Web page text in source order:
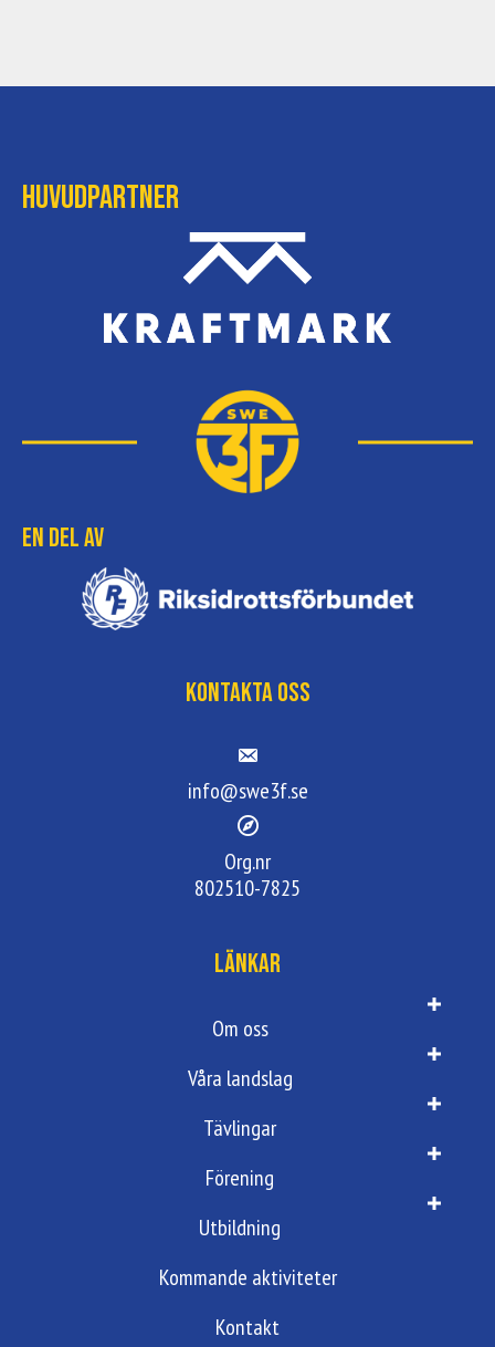
Huvudpartner
En del av
Kontakta oss
info@swe3f.se
Org.nr
802510-7825
Länkar
Om oss
Våra landslag
Tävlingar
Förening
Utbildning
Kommande aktiviteter
Kontakt